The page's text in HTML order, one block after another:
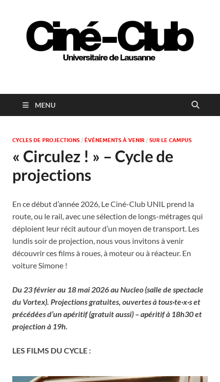
Ciné-club universitaire
de Lausanne
MENU
CYCLES DE PROJECTIONS / ÉVÉNEMENTS À VENIR / SUR LE CAMPUS
« Circulez ! » – Cycle de
projections
En ce début d’année 2026, Le Ciné-Club UNIL prend la
route, ou le rail, avec une sélection de longs-métrages qui
déploient leur récit autour d’un moyen de transport. Les
lundis soir de projection, nous vous invitons à venir
découvrir ces films à roues, à moteur ou à réacteur. En
voiture Simone !
Du 23 février au 18 mai 2026 au Nucleo(salle de spectacle
du Vortex). Projections gratuites, ouvertes àtous·te·x·set
précédées d’un apéritif (gratuit aussi) – apéritif à 18h30 et
projection à 19h.
LES FILMS DU CYCLE :